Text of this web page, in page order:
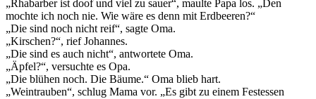
„Rhabarber ist doof und viel zu sauer“, maulte Papa los. „Den
mochte ich noch nie. Wie wäre es denn mit Erdbeeren?“
„Die sind noch nicht reif“, sagte Oma.
„Kirschen?“, rief Johannes.
„Die sind es auch nicht“, antwortete Oma.
„Äpfel?“, versuchte es Opa.
„Die blühen noch. Die Bäume.“ Oma blieb hart.
„Weintrauben“, schlug Mama vor. „Es gibt zu einem Festessen